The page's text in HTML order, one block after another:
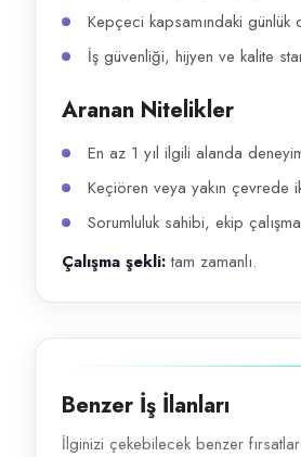
Kepçeci kapsamındaki günlük
İş güvenliği, hijyen ve kalite
Aranan Nitelikler
En az 1 yıl ilgili alanda
Keçiören veya yakın çevrede
Sorumluluk sahibi, ekip
Çalışma şekli:tam zamanlı.
Benzer İş İlanları
İlginizi çekebilecek benzer fırsatlar